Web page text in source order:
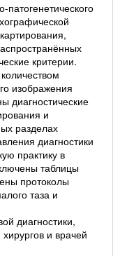
патогенетического
критерии.
изображения
диагностические
и
разделах
диагностики
практику в
таблицы
протоколы
таза и
диагностики,
и врачей